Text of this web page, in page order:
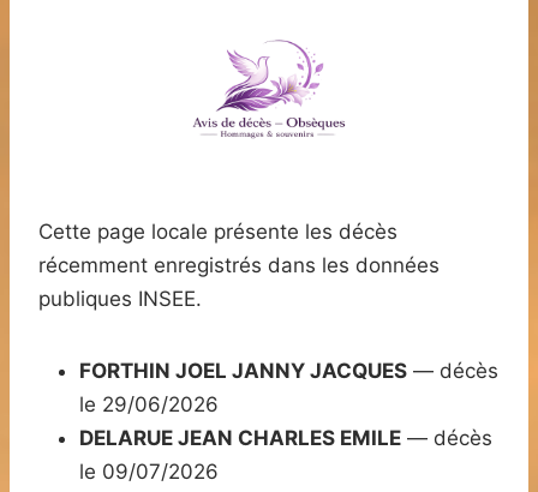
Cette page locale présente les décès
récemment enregistrés dans les données
publiques INSEE.
FORTHIN JOEL JANNY JACQUES — décès
le 29/06/2026
DELARUE JEAN CHARLES EMILE — décès
le 09/07/2026